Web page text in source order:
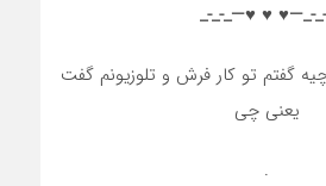
_-_-_—♥️ ♥️ ♥️—_-
گفتم تو کار فرش و تلوزیونم گفت
یعنی چی
.